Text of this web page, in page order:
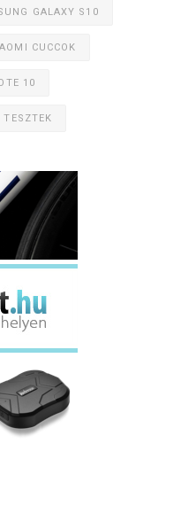
GALAXY S10
CUCCOK
10